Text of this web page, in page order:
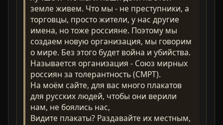
земле живем. Что мы - не преступники, а
торговцы, просто жители, у нас другие
имена, но тоже россияне. Поэтому мы
создаем новую организация, мы говорим
о мире. Без этого будет война и убийства.
Называется организация - Союз мирных
россиян за толерантность (СМРТ).
На моём сайте, для вас много плакатов
для русских людей, чтобы они верили
нам, не боялись нас,
Видите плакаты? Раздавайте их местным,